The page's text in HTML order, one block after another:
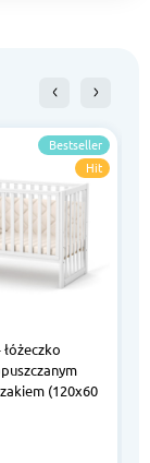
Bestseller
Hit
(120x60